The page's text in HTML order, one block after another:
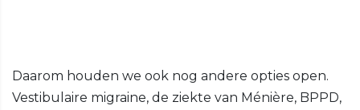
Daarom houden we ook nog andere opties open.
Vestibulaire migraine, de ziekte van Ménière, BPPD,